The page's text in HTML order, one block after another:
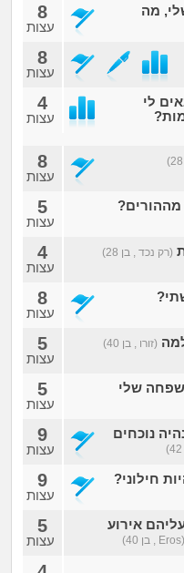
גאווה
מה
8
עצות
8
עצות
לי
4
עצות
8
עצות
5
עצות
(רק נכד , בן 28) 4
עצות
8
עצות
(זורו , בן 40) 5
עצות
שלי 5
עצות
נוכחים
9
עצות
חילוני? 9
עצות
אירוע
(Eros , בן 40)
5
עצות